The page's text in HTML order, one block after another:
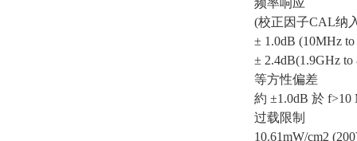
(校正因子CAL纳
± 1.0dB (10MHz
± 2.4dB(1.9GHz to
等方性偏差
約 ±1.0dB 於 f>10
过载限制
10.61mW/cm2